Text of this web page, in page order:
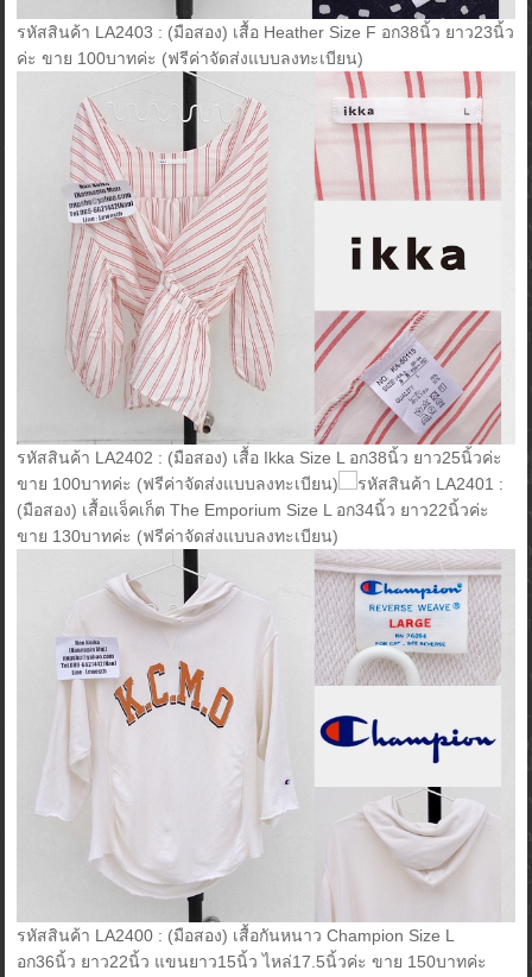
รหัสสินค้า LA2403 : (มือสอง) เสื้อ Heather Size F อก38นิ้ว ยาว23นิ้ว
ค่ะ ขาย 100บาทค่ะ (ฟรีค่าจัดส่งแบบลงทะเบียน)
รหัสสินค้า LA2402 : (มือสอง) เสื้อ Ikka Size L อก38นิ้ว ยาว25นิ้วค่ะ
ขาย 100บาทค่ะ (ฟรีค่าจัดส่งแบบลงทะเบียน)
รหัสสินค้า LA2401 :
(มือสอง) เสื้อแจ็คเก็ต The Emporium Size L อก34นิ้ว ยาว22นิ้วค่ะ
ขาย 130บาทค่ะ (ฟรีค่าจัดส่งแบบลงทะเบียน)
รหัสสินค้า LA2400 : (มือสอง) เสื้อกันหนาว Champion Size L
อก36นิ้ว ยาว22นิ้ว แขนยาว15นิ้ว ไหล่17.5นิ้วค่ะ ขาย 150บาทค่ะ